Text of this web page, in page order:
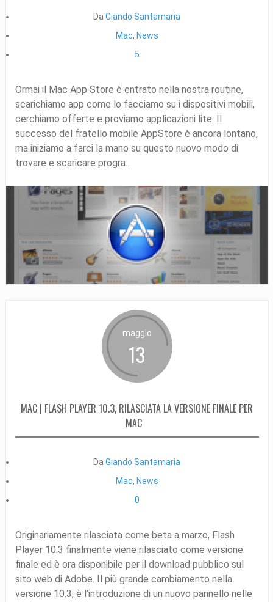
DaGiando Santamaria
Mac, News
5
Ormai il Mac App Store è entrato nella nostra routine,
scarichiamo app come lo facciamo su i dispositivi mobili,
cerchiamo offerte e proviamo applicazioni lite. Il
successo del fratello mobile AppStore è ancora lontano,
ma iniziamo a farci la mano su questo nuovo modo di
trovare e scaricare progra...
maggio
13
MAC | FLASH PLAYER 10.3, RILASCIATA LA VERSIONE FINALE PER
MAC
DaGiando Santamaria
Mac, News
0
Originariamente rilasciata come beta a marzo, Flash
Player 10.3 finalmente viene rilasciato come versione
finale ed è ora disponibile per il download pubblico sul
sito web di Adobe. Il più grande cambiamento nella
versione 10.3, è l’introduzione di un nuovo pannello nelle